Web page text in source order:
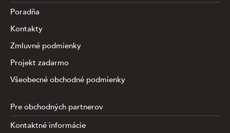
Poradňa
Kontakty
Zmluvné podmienky
Projekt zadarmo
Všeobecné obchodné podmienky
Pre obchodných partnerov
Kontaktné informácie